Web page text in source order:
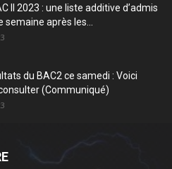
II 2023 : une liste additive d’admis
semaine après les...
du BAC2 ce samedi : Voici
(Communiqué)